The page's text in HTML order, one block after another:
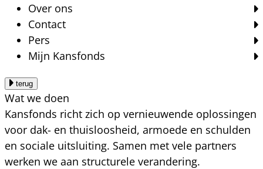
Over ons
Contact
Pers
Mijn Kansfonds
terug
Wat we doen
Kansfonds richt zich op vernieuwende oplossingen
voor dak- en thuisloosheid, armoede en schulden
en sociale uitsluiting. Samen met vele partners
werken we aan structurele verandering.